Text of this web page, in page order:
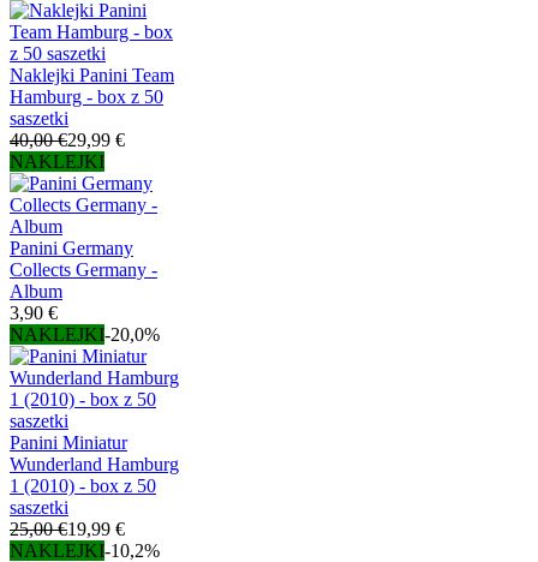
Naklejki Panini Team
Hamburg - box z 50
saszetki
40,00 €29,99 €
NAKLEJKI
Panini Germany
Collects Germany -
Album
3,90 €
NAKLEJKI-20,0%
Panini Miniatur
Wunderland Hamburg
1 (2010) - box z 50
saszetki
25,00 €19,99 €
NAKLEJKI-10,2%